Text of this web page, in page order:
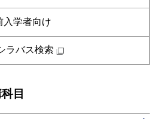
都市・環境学コース
コース
都市・環境学コース
エネルギーコース
エンジニアリングデザイン
社会・人間科学コース
ーション科学系
イノベーション科学コース
営専門職学位課程
技術経営専門職学位課程
目
国語科目
ア科目
入学者向け
ラバス検索
目